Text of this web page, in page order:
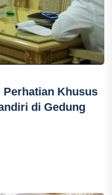
Khusus
di Gedung